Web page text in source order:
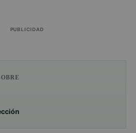
PUBLICIDAD